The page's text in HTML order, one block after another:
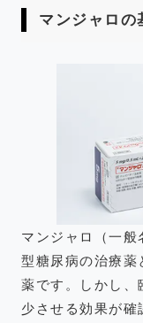
マンジャロの
マンジャロ（一
型糖尿病の治療薬
薬です。しかし、
少させる効果が確